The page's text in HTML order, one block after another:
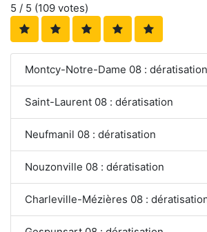
5 / 5 (109 votes)
Montcy-Notre-Dame 08 : dératisation
Saint-Laurent 08 : dératisation
Neufmanil 08 : dératisation
Nouzonville 08 : dératisation
Charleville-Mézières 08 :